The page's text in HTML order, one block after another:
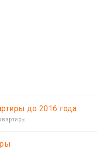
до 2016 года